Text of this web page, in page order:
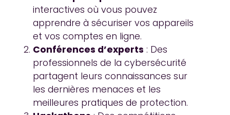
interactives où vous pouvez
apprendre à sécuriser vos appareils
et vos comptes en ligne.
Conférences d’experts : Des
professionnels de la cybersécurité
partagent leurs connaissances sur
les dernières menaces et les
meilleures pratiques de protection.